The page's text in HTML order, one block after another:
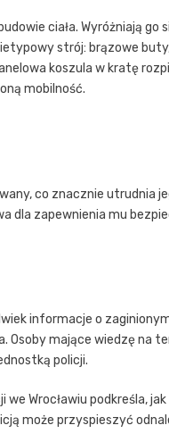
ciała. Wyróżniają
strój: brązowe
koszula w kratę
mobilność.
co znacznie utrudnia
dla zapewnienia mu
informacje o
Osoby mające wiedzę na
policji.
we Wrocławiu podkreśla,
może przyspieszyć